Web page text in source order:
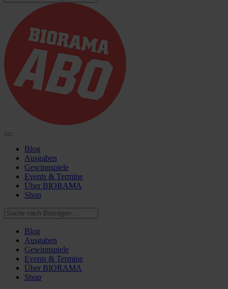
Blog
Ausgaben
Gewinnspiele
Events & Termine
Über BIORAMA
Shop
Blog
Ausgaben
Gewinnspiele
Events & Termine
Über BIORAMA
Shop